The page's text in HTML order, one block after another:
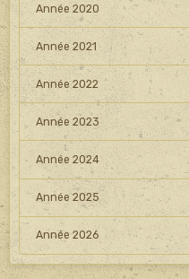
Année 2020
Année 2021
Année 2022
Année 2023
Année 2024
Année 2025
Année 2026